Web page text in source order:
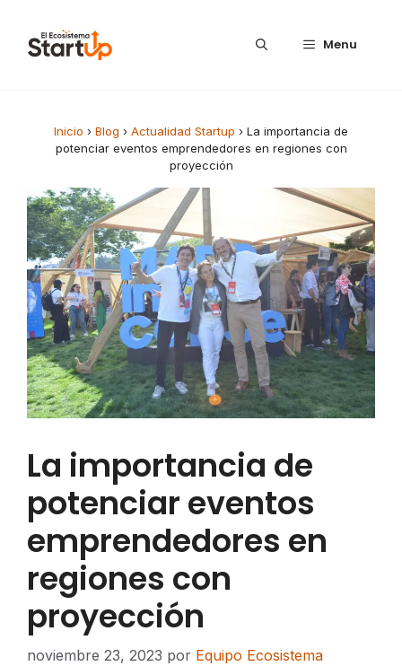
Menu
Inicio › Blog › Actualidad Startup › La importancia de
potenciar eventos emprendedores en regiones con
proyección
La importancia de
potenciar eventos
emprendedores en
regiones con
proyección
noviembre 23, 2023 por Equipo Ecosistema